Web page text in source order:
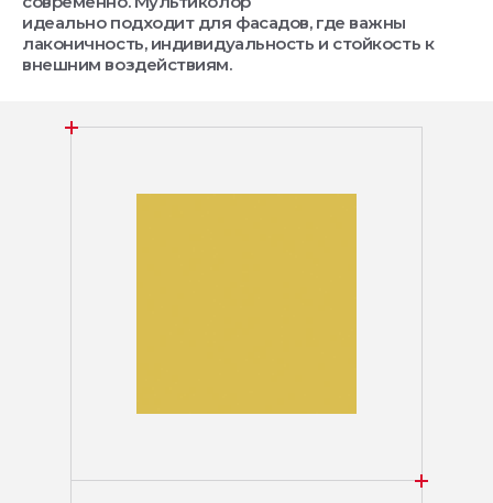
идеально подходит для фасадов, где важны
лаконичность, индивидуальность и стойкость к
внешним воздействиям.